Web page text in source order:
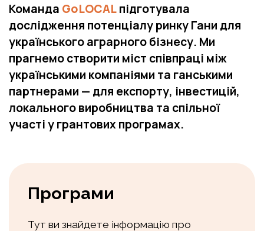
Команда GoLOCALпідготувала
дослідження потенціалу ринку Гани для
українського аграрного бізнесу. Ми
прагнемо створити міст співпраці між
українськими компаніями та ганськими
партнерами — для експорту, інвестицій,
локального виробництва та спільної
участі у грантових програмах.
Програми
Тут ви знайдете інформацію про